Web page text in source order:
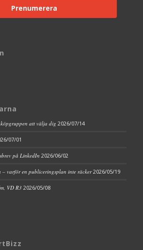
Prenumerera
att välja dig 2026/07/14
07/01
på LinkedIn 2026/06/02
– varför en publiceringsplan inte räcker 2026/05/19
VD R3 2026/05/08